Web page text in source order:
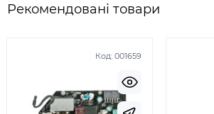
Рекомендовані товари
Код: 001659